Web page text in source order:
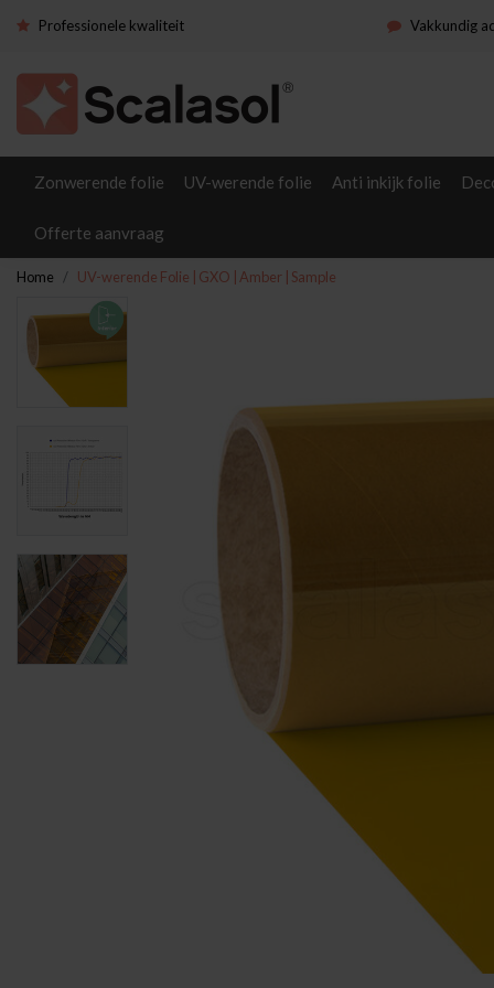
Professionele kwaliteit Vakkundig
Zonwerende folie UV-werende folie Anti inkijk folie
Offerte aanvraag
Home UV-werende Folie | GXO | Amber | Sample